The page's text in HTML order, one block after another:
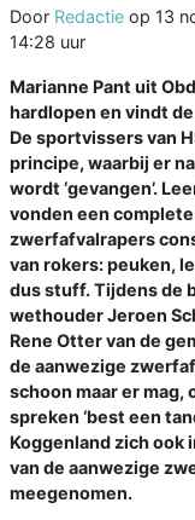
Door Redactie op 13
14:28 uur
Marianne Pant uit
hardlopen en vindt
De sportvissers van
principe, waarbij er
wordt ‘gevangen’.
vonden een
zwerfafvalrapers
van rokers: peuken,
dus stuff.Tijdens de
wethouder Jeroen
Rene Otter van de
de aanwezige
schoon maar er mag,
spreken ‘best een
Koggenland zich ook
van de aanwezige
meegenomen.